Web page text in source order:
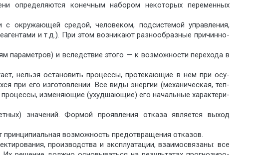
определяются конечным набором некоторых переменных
с окружающей средой, человеком, подсистемой управления,
и т.д.). При этом возникают разнообразные при­чинно-
параметров) и вследствие этого — к возможности пере­хода в
нельзя остановить процессы, протекающие в нем при осу­
при его изготовлении. Все виды энергии (механическая, теп­
изменяющие (ухудшающие) его начальные характери­
значений. Формой проявления отказа является выход
возможность предотвращения отка­зов.
производства и эксплуатации, взаимосвязаны: все